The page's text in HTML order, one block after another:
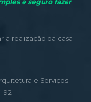
e seguro fazer
a realização da casa
e Serviços
92